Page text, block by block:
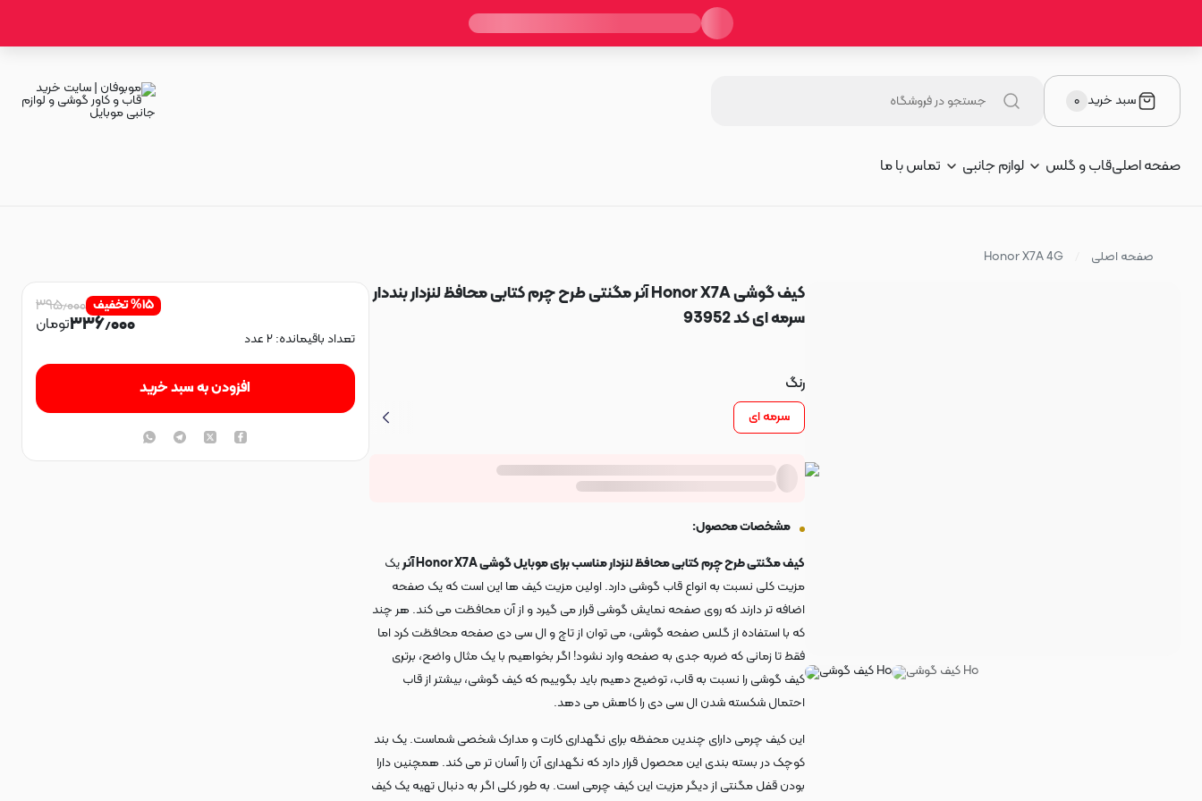
سبد خرید ۰
صفحه اصلیقاب و گلس لوازم جانبی تماس با ما
صفحه اصلی Honor X7A 4G
کیف گوشی Honor X7A آنر مگنتی طرح چرم کتابی محافظ لنزدار بنددار
سرمه ای کد 93952
رنگ
سرمه ای
مشخصات محصول:
کیف مگنتی طرح چرم کتابی محافظ لنزدار مناسب برای موبایل گوشی Honor X7A آنر
یک
مزیت کلی نسبت به انواع قاب گوشی دارد. اولین مزیت کیف ها این است که یک صفحه
اضافه تر دارند که روی صفحه نمایش گوشی قرار می گیرد و از آن محافظت می کند. هر چند
که با استفاده از گلس صفحه گوشی، می توان از تاچ و ال سی دی صفحه محافظت کرد اما
فقط تا زمانی که ضربه جدی به صفحه وارد نشود! اگر بخواهیم با یک مثال واضح، برتری
کیف گوشی را نسبت به قاب، توضیح دهیم باید بگوییم که کیف گوشی، بیشتر از قاب
احتمال شکسته شدن ال سی دی را کاهش می دهد.
این کیف چرمی دارای چندین محفظه برای نگهداری کارت و مدارک شخصی شماست. یک بند
کوچک در بسته بندی این محصول قرار دارد که نگهداری آن را آسان تر می کند. همچنین دارا
بودن قفل مگنتی از دیگر مزیت این کیف چرمی است. به طور کلی اگر به دنبال تهیه یک کیف
%۱۵ تخفیف ۳۹۵٫۰۰۰
۳۳۶٫۰۰۰تومان
تعداد باقیمانده: ۲عدد
افزودن به سبد خرید